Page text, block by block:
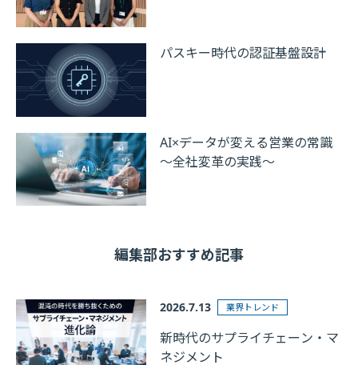
パスキー時代の認証基盤設計
AI×データが変える営業の常識
～全社変革の実践～
編集部おすすめ記事
2026.7.13 業界トレンド
新時代のサプライチェーン・マ
ネジメント